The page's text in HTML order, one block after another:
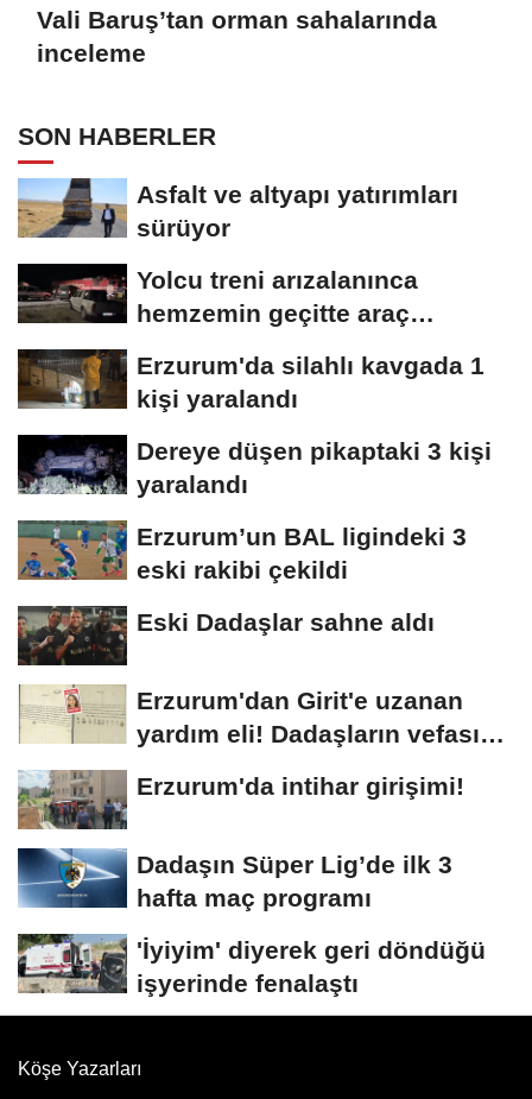
Vali Baruş’tan orman sahalarında
inceleme
SON HABERLER
Asfalt ve altyapı yatırımları
sürüyor
Yolcu treni arızalanınca
hemzemin geçitte araç
Erzurum'da silahlı kavgada 1
kişi yaralandı
Dereye düşen pikaptaki 3 kişi
yaralandı
Erzurum’un BAL ligindeki 3
eski rakibi çekildi
Eski Dadaşlar sahne aldı
Erzurum'dan Girit'e uzanan
yardım eli! Dadaşların vefası
Erzurum'da intihar girişimi!
Dadaşın Süper Lig’de ilk 3
hafta maç programı
'İyiyim' diyerek geri döndüğü
işyerinde fenalaştı
Köşe Yazarları